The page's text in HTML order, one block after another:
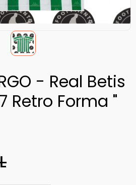
- Real Betis
Retro Forma "